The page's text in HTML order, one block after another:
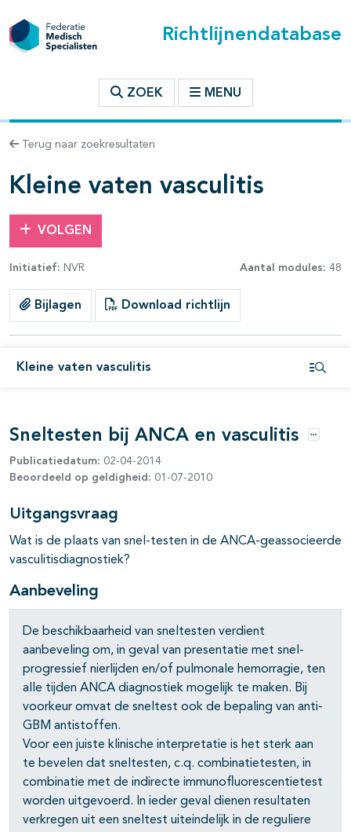
Richtlijnendatabase
ZOEK MENU
Terug naar zoekresultaten
Kleine vaten vasculitis
VOLGEN
Initiatief: NVR Aantal modules: 48
Bijlagen Download richtlijn
Kleine vaten vasculitis
binnen deze richtlijn
open- en dichtklappen
open- en dichtklappen
open- en dichtklappen
open- en dichtklappen
Sneltesten bij ANCA en vasculitis Opties
Publicatiedatum: 02-04-2014
Beoordeeld op geldigheid: 01-07-2010
Uitgangsvraag
Wat is de plaats van snel-testen in de ANCA-geassocieerde
vasculitisdiagnostiek?
Aanbeveling
De beschikbaarheid van sneltesten verdient
aanbeveling om, in geval van presentatie met snel-
progressief nierlijden en/of pulmonale hemorragie, ten
alle tijden ANCA diagnostiek mogelijk te maken. Bij
voorkeur omvat de sneltest ook de bepaling van anti-
GBM antistoffen.
Voor een juiste klinische interpretatie is het sterk aan
te bevelen dat sneltesten, c.q. combinatietesten, in
combinatie met de indirecte immunofluorescentietest
worden uitgevoerd. In ieder geval dienen resultaten
verkregen uit een sneltest uiteindelijk in de reguliere